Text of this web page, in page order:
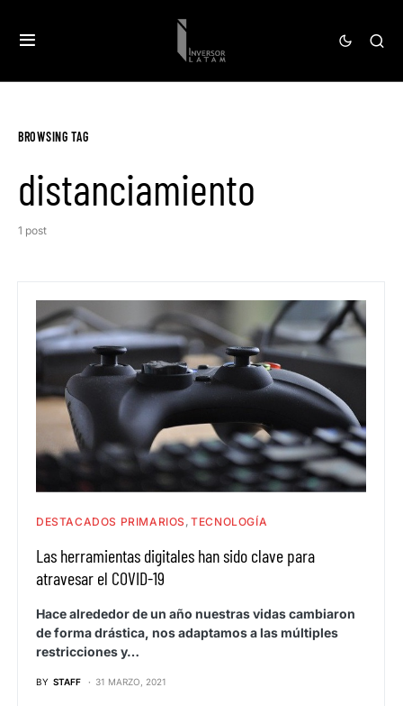
BROWSING TAG
distanciamiento
1 post
DESTACADOS PRIMARIOS TECNOLOGÍA
Las herramientas digitales han sido clave para
atravesar el COVID-19
Hace alrededor de un año nuestras vidas cambiaron
de forma drástica, nos adaptamos a las múltiples
restricciones y…
BY STAFF 31 MARZO, 2021